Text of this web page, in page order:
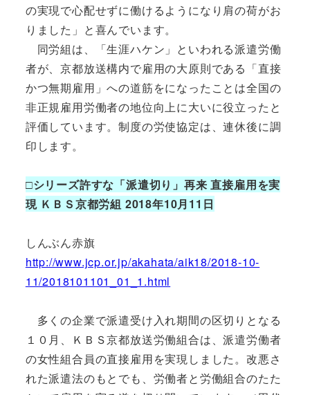
の実現で心配せずに働けるようになり肩の荷がお
りました」と喜んでいます。
同労組は、「生涯ハケン」といわれる派遣労働
者が、京都放送構内で雇用の大原則である「直接
かつ無期雇用」への道筋をになったことは全国の
非正規雇用労働者の地位向上に大いに役立ったと
評価しています。制度の労使協定は、連休後に調
印します。
□シリーズ許すな「派遣切り」再来 直接雇用を実
現 ＫＢＳ京都労組 2018年10月11日
しんぶん赤旗
http://www.jcp.or.jp/akahata/aik18/2018-10-
11/2018101101_01_1.html
多くの企業で派遣受け入れ期間の区切りとなる
１０月、ＫＢＳ京都放送労働組合は、派遣労働者
の女性組合員の直接雇用を実現しました。改悪さ
れた派遣法のもとでも、労働者と労働組合のたた